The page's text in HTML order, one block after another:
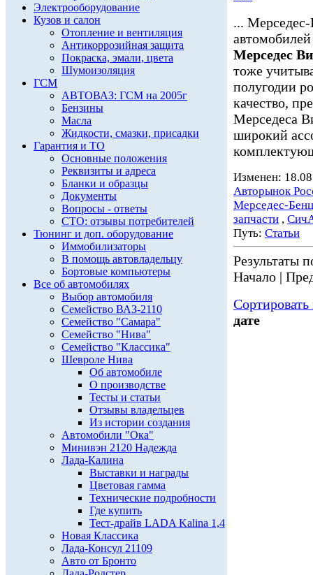
Электрооборудование
Кузов и салон
Отопление и вентиляция
Антикоррозийная защита
Покраска, эмали, цвета
Шумоизоляция
ГСМ
АВТОВАЗ: ГСМ на 2005г
Бензины
Масла
Жидкости, смазки, присадки
Гарантия и ТО
Основные положения
Реквизиты и адреса
Бланки и образцы
Документы
Вопросы - ответы
СТО: отзывы потребителей
Тюнинг и доп. оборудование
Иммобилизаторы
В помощь автовладельцу
Бортовые компьютеры
Все об автомобилях
Выбор автомобиля
Семейство ВАЗ-2110
Семейство "Самара"
Семейство "Нива"
Семейство "Классика"
Шевроле Нива
Об автомобиле
О производстве
Тесты и статьи
Отзывы владельцев
Из истории создания
Автомобили "Ока"
Минивэн 2120 Надежда
Лада-Калина
Выставки и награды
Цветовая гамма
Технические подробности
Где купить
Тест-драйв LADA Kalina 1,4
Новая Классика
Лада-Консул 21109
Авто от Бронто
...
Мерседес
тоже
полугодии
качество,
Мерседеса
широкий
Изменен:
Авторынок
Мерседес-Бенц
запчасти ,
Путь: Статьи
Результаты
Начало |
дате